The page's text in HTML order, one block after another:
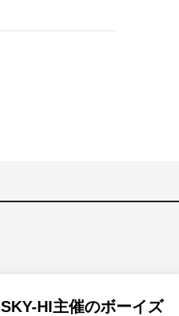
SKY-HI主催のボーイズ